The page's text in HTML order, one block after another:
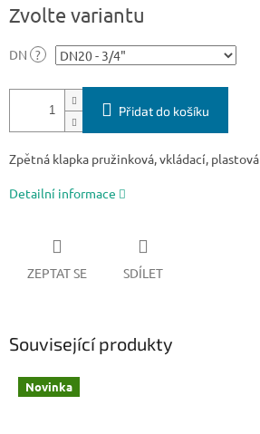
Zvolte variantu
DN ?
Přidat do košíku
Zpětná klapka pružinková, vkládací, plastová
Detailní informace
ZEPTAT SE SDÍLET
Související produkty
Novinka